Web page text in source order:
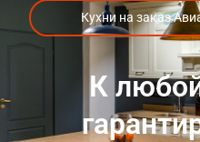
Кухни на заказ
К